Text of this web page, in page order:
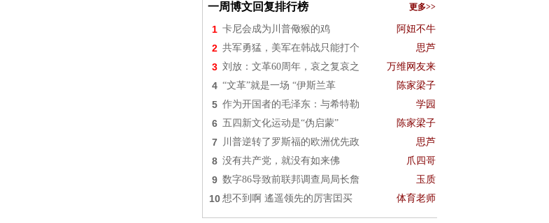
一周博文回复排行榜 更多>>
1 卡尼会成为川普儆猴的鸡 阿妞不牛
2 共军勇猛，美军在韩战只能打个 思芦
3 刘放：文革60周年，哀之复哀之 万维网友来
4 “文革”就是一场 “伊斯兰革 陈家梁子
5 作为开国者的毛泽东：与希特勒 学园
6 五四新文化运动是“伪启蒙” 陈家梁子
7 川普逆转了罗斯福的欧洲优先政 思芦
8 没有共产党，就没有如来佛 爪四哥
9 数字86导致前联邦调查局局长詹 玉质
10 想不到啊 遙遥领先的厉害囯买 体育老师